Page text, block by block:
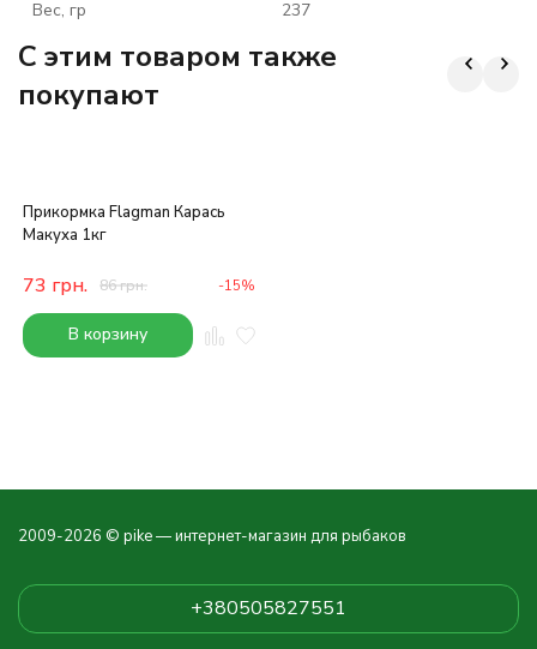
Вес, гр 237
C этим товаром также
покупают
Прикормка Flagman Карась
Макуха 1кг
73 грн. 86грн. -15%
В корзину
2009-2026 © pike — интернет-магазин для рыбаков
+380505827551